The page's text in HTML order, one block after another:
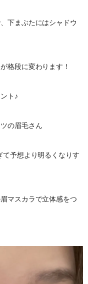
下まぶたにはシャドウ
格段に変わります！
ト♪
の眉毛さん
予想より明るくなりす
マスカラで立体感をつ